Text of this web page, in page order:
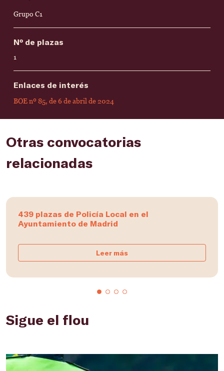
Grupo C1
Nº de plazas
1
Enlaces de interés
BOE nº 85, de 6 de abril de 2024
Otras convocatorias
relacionadas
439 plazas de Policía Local en el
Ayuntamiento de Madrid
Leer más
Sigue el flou